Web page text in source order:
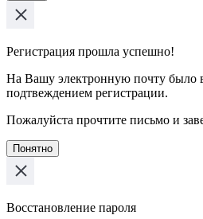
Регистрация прошла успешно!
На Вашу электронную почту было
подтвеждением регистрации.
Пожалуйста прочтите письмо и
Понятно
Восстановление пароля